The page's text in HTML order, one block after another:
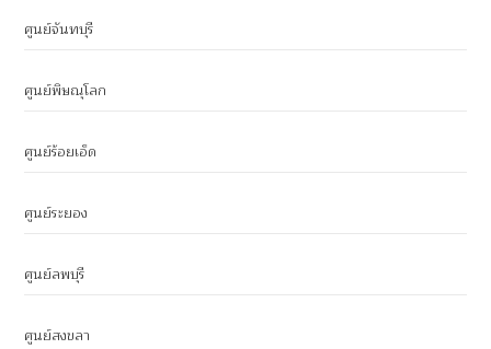
ศูนย์จันทบุรี
ศูนย์พิษณุโลก
ศูนย์ร้อยเอ็ด
ศูนย์ระยอง
ศูนย์ลพบุรี
ศูนย์สงขลา